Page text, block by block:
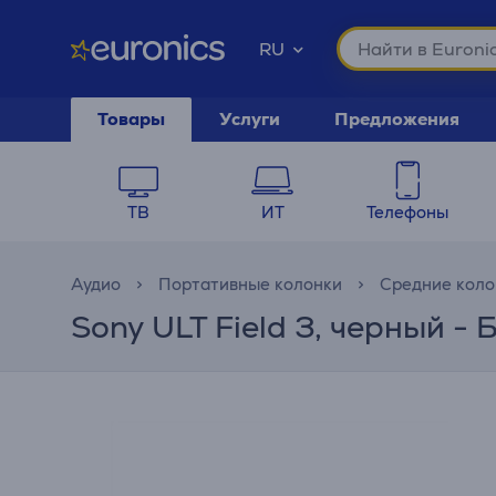
RU
Товары Услуги Предложения
ТВ ИТ Телефоны
Аудио Портативные колонки Средние
Sony ULT Field 3, черный -